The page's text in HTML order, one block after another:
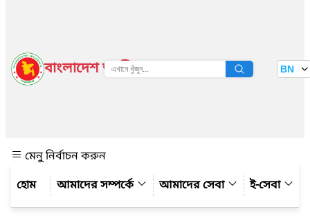
বাংলাদেশ জাতীয় তথ্য বাতায়ন BN
মেনু নির্বাচন করুন
আমাদের সম্পর্কে
আমাদের সেবা ই-সেবা